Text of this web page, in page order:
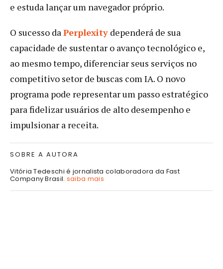
e estuda lançar um navegador próprio.
O sucesso daPerplexity dependerá de sua
capacidade de sustentar o avanço tecnológico e,
ao mesmo tempo, diferenciar seus serviços no
competitivo setor de buscas com IA. O novo
programa pode representar um passo estratégico
para fidelizar usuários de alto desempenho e
impulsionar a receita.
SOBRE A AUTORA
Vitória Tedeschi é jornalista colaboradora da Fast
Company Brasil. saiba mais